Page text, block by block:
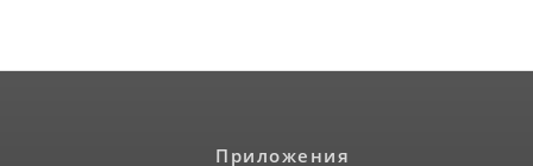
Приложения